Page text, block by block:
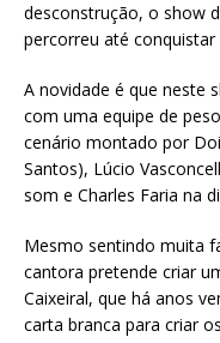
desconstrução, o show
percorreu até conquistar
A novidade é que neste
com uma equipe de
cenário montado por
Santos), Lúcio
som e Charles Faria na
Mesmo sentindo muita
cantora pretende criar
Caixeiral, que há anos
carta branca para criar